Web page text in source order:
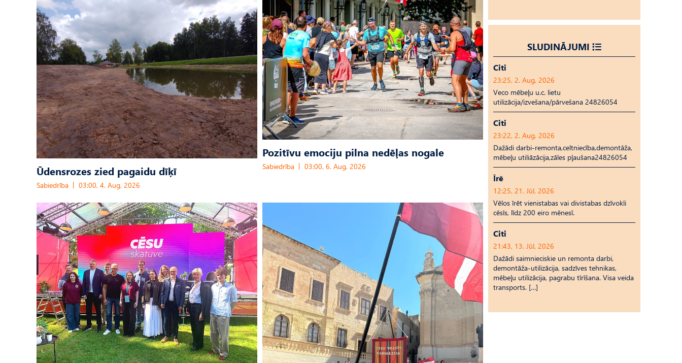
Ūdensrozes zied pagaidu dīķī
Sabiedrība 03:00, 4. Aug, 2026
Pozitīvu emociju pilna nedēļas nogale
Sabiedrība 03:00, 6. Aug, 2026
SLUDINĀJUMI
Citi
23:25, 2. Aug, 2026
Veco mēbeļu u.c. lietu
utilizācija/izvešana/pārvešana 24826054
Citi
23:22, 2. Aug, 2026
Dažādi darbi-remonta,celtniecība,demontāža,
mēbeļu utiliāzācija,zāles pļaušana24826054
Īrē
12:25, 21. Jūl, 2026
Vēlos īrēt vienistabas vai divistabas dzīvokli
cēsīs, līdz 200 eiro mēnesī.
Citi
21:43, 13. Jūl, 2026
Dažādi saimnieciskie un remonta darbi,
demontāža-utilizācija, sadzīves tehnikas,
mēbeļu utilizācija, pagrabu tīrīšana. Visa veida
transports. […]